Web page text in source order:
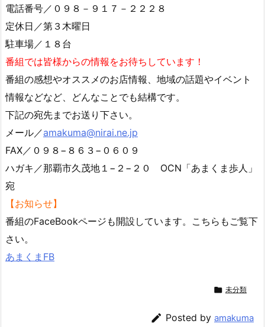
電話番号／０９８－９１７－２２２８
定休日／第３木曜日
駐車場／１８台
番組では皆様からの情報をお待ちしています！
番組の感想やオススメのお店情報、地域の話題やイベント
情報などなど、どんなことでも結構です。
下記の宛先までお送り下さい。
メール／amakuma@nirai.ne.jp
FAX／０９８−８６３−０６０９
ハガキ／那覇市久茂地１−２−２０ OCN「あまくま歩人」
宛
【お知らせ】
番組のFaceBookページも開設しています。こちらもご覧下
さい。
あまくまFB
 未分類
 Posted by amakuma